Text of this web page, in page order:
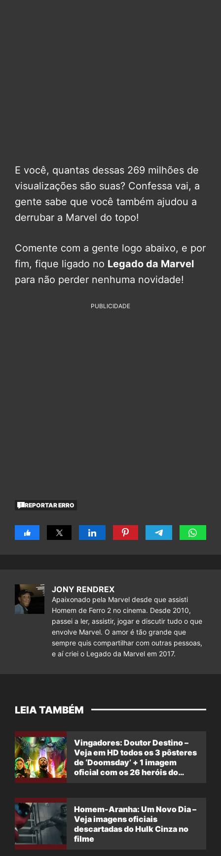
E você, quantas dessas 269 milhões de
visualizações são suas? Confessa vai, a
gente sabe que você também ajudou a
derrubar a Marvel do topo!
Comente com a gente logo abaixo, e por
fim, fique ligado no Legado da Marvel
para não perder nenhuma novidade!
PUBLICIDADE
REPORTAR ERRO
JONY RENDREX
Apaixonado pela Marvel desde que assisti
Homem de Ferro 2 no cinema. Desde 2010,
passei a ler, assistir, jogar e discutir tudo o que
envolve Marvel. O amor é tão grande que
sempre quis compartilhar com outras pessoas,
e aí criei o Legado da Marvel em 2017.
LEIA TAMBÉM
Vingadores: Doutor Destino –
Veja em HD todos os 3 pôsteres
de ‘Doomsday’ + 1 imagem
oficial com os 26 heróis do
Homem-Aranha: Um Novo Dia –
Veja imagens oficiais
descartadas do Hulk Cinza no
filme